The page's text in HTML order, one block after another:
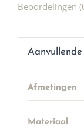
Beoordelingen
Afmetingen
Materiaal